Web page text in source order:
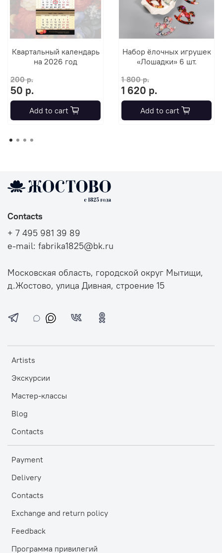
Квартальный календарь
на 2026 год
200 р.
50 р.
Add to cart
Набор ёлочных игрушек
«Лошадки» 6 шт.
1 800 р.
1 620 р.
Add to cart
Artists
Экскурсии
Мастер-классы
Blog
Contacts
Payment
Delivery
Contacts
Exchange and return policy
Feedback
Программа привилегий
Contacts
+ 7 495 981 39 89
e-mail: fabrika1825@bk.ru
Московская область, городской округ Мытищи,
д.Жостово, улица Дивная, строение 15